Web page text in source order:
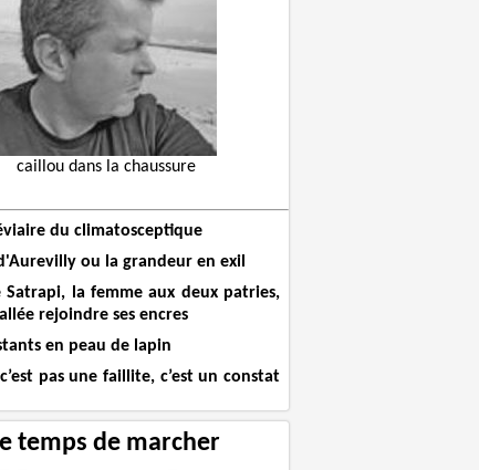
caillou dans la chaussure
du climatosceptique
ou la grandeur en exil
Satrapi, la femme aux deux patries,
rejoindre ses encres
en peau de lapin
pas une faillite, c’est un constat
temps de marcher